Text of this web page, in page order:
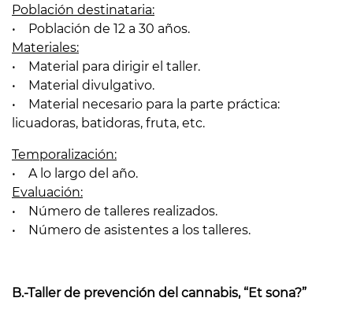
Población destinataria:
• Población de 12 a 30 años.
Materiales:
• Material para dirigir el taller.
• Material divulgativo.
• Material necesario para la parte práctica:
licuadoras, batidoras, fruta, etc.
Temporalización:
• A lo largo del año.
Evaluación:
• Número de talleres realizados.
• Número de asistentes a los talleres.
B.-Taller de prevención del cannabis, “Et sona?”